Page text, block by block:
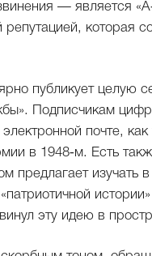
— является
репутацией, которая
публикует целую
Подписчикам
почте,
в 1948‑м. Есть
предлагает изучать
эту идею в